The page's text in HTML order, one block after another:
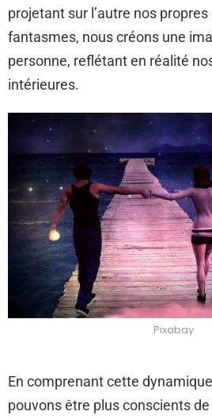
projetant sur l’autre nos
fantasmes, nous créons une
personne, reflétant en réalité
intérieures.
Pixabay
En comprenant cette
pouvons être plus conscients